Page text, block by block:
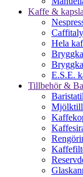
Kaffe &
Hela
E.S.E.
Tillbehör &